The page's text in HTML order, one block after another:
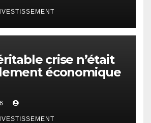
crise n’était
économique